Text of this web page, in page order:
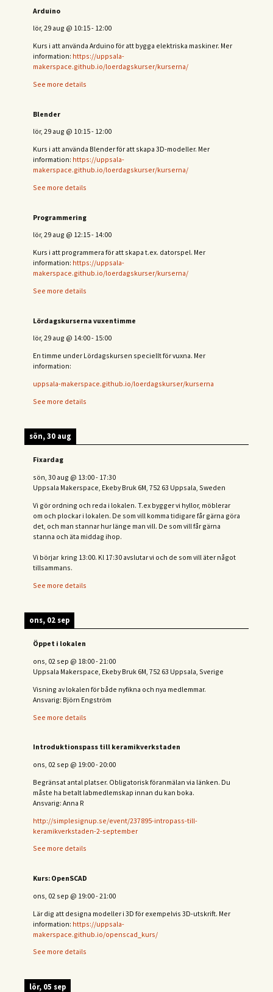
Arduino
lör, 29 aug @ 10:15- 12:00
Kurs i att använda Arduino för att bygga elektriska maskiner. Mer
information: https://uppsala-
makerspace.github.io/loerdagskurser/kurserna/
See more details
Blender
lör, 29 aug @ 10:15- 12:00
Kurs i att använda Blender för att skapa 3D-modeller. Mer
information: https://uppsala-
makerspace.github.io/loerdagskurser/kurserna/
See more details
Programmering
lör, 29 aug @ 12:15- 14:00
Kurs i att programmera för att skapa t.ex. datorspel. Mer
information: https://uppsala-
makerspace.github.io/loerdagskurser/kurserna/
See more details
Lördagskurserna vuxentimme
lör, 29 aug @ 14:00- 15:00
En timme under Lördagskursen speciellt för vuxna. Mer
information:
uppsala-makerspace.github.io/loerdagskurser/kurserna
See more details
sön, 30 aug
Fixardag
sön, 30 aug @ 13:00- 17:30
Uppsala Makerspace, Ekeby Bruk 6M, 752 63 Uppsala, Sweden
Vi gör ordning och reda i lokalen. T.ex bygger vi hyllor, möblerar
om och plockar i lokalen. De som vill komma tidigare får gärna göra
det, och man stannar hur länge man vill. De som vill får gärna
stanna och äta middag ihop.
Vi börjar kring 13:00. Kl 17:30 avslutar vi och de som vill äter något
tillsammans.
See more details
ons, 02 sep
Öppet i lokalen
ons, 02 sep @ 18:00-21:00
Uppsala Makerspace, Ekeby Bruk 6M, 752 63 Uppsala, Sverige
Visning av lokalen för både nyfikna och nya medlemmar.
Ansvarig: Björn Engström
See more details
Introduktionspass till keramikverkstaden
ons, 02 sep @ 19:00-20:00
Begränsat antal platser. Obligatorisk föranmälan via länken. Du
måste ha betalt labmedlemskap innan du kan boka.
Ansvarig: Anna R
http://simplesignup.se/event/237895-intropass-till-
keramikverkstaden-2-september
See more details
Kurs: OpenSCAD
ons, 02 sep @ 19:00-21:00
Lär dig att designa modeller i 3D för exempelvis 3D-utskrift. Mer
information: https://uppsala-
makerspace.github.io/openscad_kurs/
See more details
lör, 05 sep